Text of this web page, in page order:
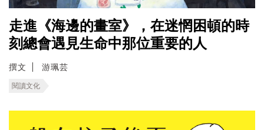
走進《​海邊的畫室》，在迷惘困頓的時
刻總會遇見生命中那位重要的人
撰文 游珮芸
閱讀文化